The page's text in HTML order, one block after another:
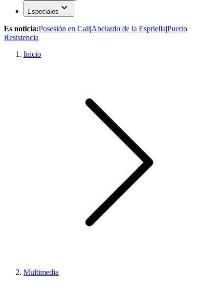
Especiales expand_more
Es noticia:Posesión en Cali|Abelardo de la Espriella|Puerto
Resistencia
Inicio
Multimedia